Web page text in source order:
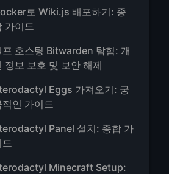
로 Wiki.js 배포하기: 종
가이드
프 호스팅 Bitwarden 탐험: 개
정보 보호 및 보안 해제
Eggs 가져오기: 궁
적인 가이드
Panel 설치: 종합 가
드
Minecraft Setup: